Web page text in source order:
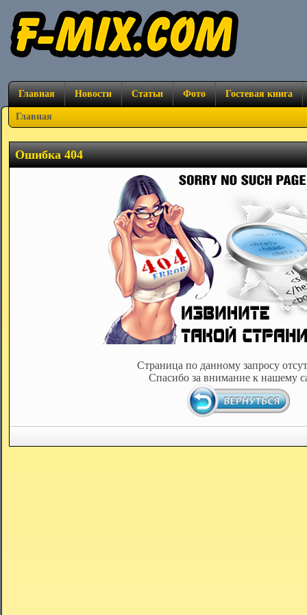
Главная Новости Статьи Фото Гостевая книга
Главная
Ошибка 404
Страница по данному запросу
Спасибо за внимание к нашему